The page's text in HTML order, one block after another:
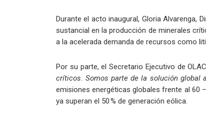
Durante el acto inaugural, Gloria Alvarenga,
sustancial en la producción de minerales
a la acelerada demanda de recursos como
Por su parte, el Secretario Ejecutivo de
críticos. Somos parte de la solución global
emisiones energéticas globales frente al 60
ya superan el 50 % de generación eólica.